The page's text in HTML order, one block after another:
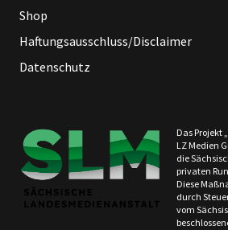
Shop
Haftungsausschluss/Disclaimer
Datenschutz
Das Projekt
LZ Medien
die
privaten
Diese
durch
vom